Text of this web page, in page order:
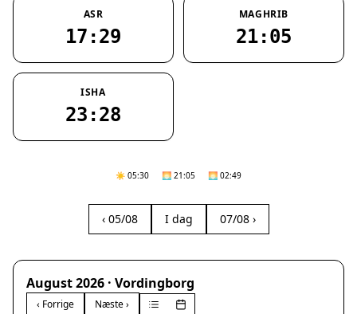
ASR
17:29
MAGHRIB
21:05
ISHA
23:28
☀️ 05:30 🌅 21:05 🌅 02:49
‹ 05/08 I dag 07/08 ›
August 2026 · Vordingborg
‹ Forrige Næste ›